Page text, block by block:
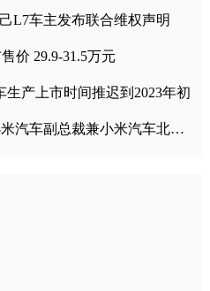
L7车主发布联合维权声明
价 29.9-31.5万元
生产上市时间推迟到2023年初
小米集团任命于立国担任小米汽车副总裁兼小米汽车北京总部政委